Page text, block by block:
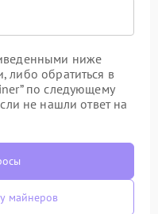
ниже
либо обратиться в
по следующему
не нашли ответ на
майнеров